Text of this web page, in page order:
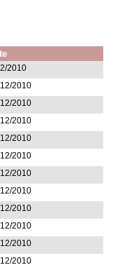
2010
2010
2010
2010
2010
2010
2010
2010
2010
2010
2010
2010